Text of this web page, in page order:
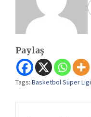
Paylaş
Tags: Basketbol Süper Ligi